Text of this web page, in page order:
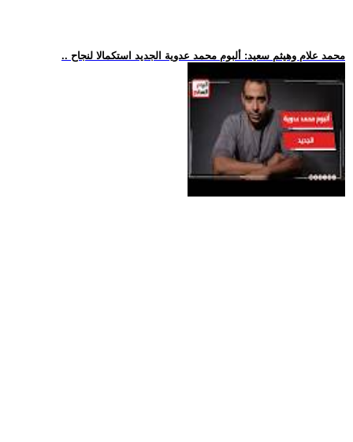
.. محمد علام وهيثم سعيد: ألبوم محمد عدوية الجديد استكمالا لنجاح